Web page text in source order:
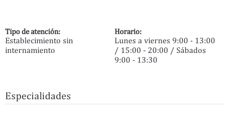
Tipo de atención:
Establecimiento sin
internamiento
Horario:
Lunes a viernes 9:00 - 13:00
/ 15:00 - 20:00 / Sábados
9:00 - 13:30
Especialidades